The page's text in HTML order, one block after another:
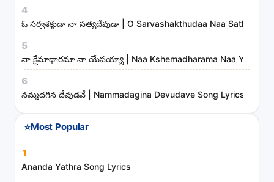
r
t
t
s
d
m
i
4
ఓ సర్వశక్తుడా నా సత్యదేవుడా | O Sarvashakthudaa Naa
5
నా క్షేమాధారమా నా యేసయ్యా | Naa Kshemadharama Naa Yesayya
6
నమ్మదగిన దేవుడవే | Nammadagina Devudave Song Lyrics
⭐Most Popular
1
Ananda Yathra Song Lyrics